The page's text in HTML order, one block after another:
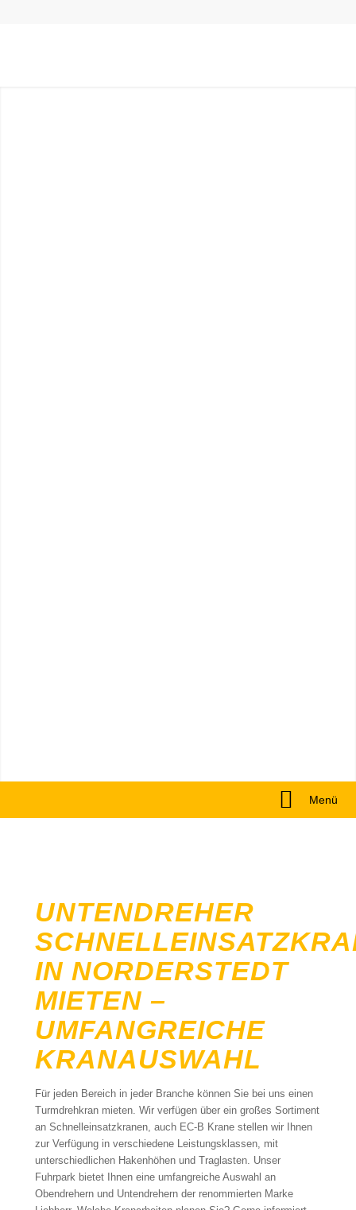
Menü
UNTENDREHER
IN NORDERSTEDT
MIETEN –
UMFANGREICHE
KRANAUSWAHL
Für jeden Bereich in jeder Branche können Sie bei uns einen
Turmdrehkran mieten. Wir verfügen über ein großes Sortiment
an Schnelleinsatzkranen, auch EC-B Krane stellen wir Ihnen
zur Verfügung in verschiedene Leistungsklassen, mit
unterschiedlichen Hakenhöhen und Traglasten. Unser
Fuhrpark bietet Ihnen eine umfangreiche Auswahl an
Obendrehern und Untendrehern der renommierten Marke